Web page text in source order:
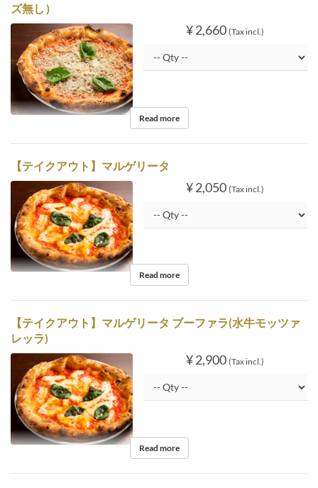
ズ無し）
¥ 2,660 (Tax incl.)
Read more
【テイクアウト】マルゲリータ
¥ 2,050 (Tax incl.)
Read more
【テイクアウト】マルゲリータ ブーファラ(水牛モッツァ
レッラ)
¥ 2,900 (Tax incl.)
Read more